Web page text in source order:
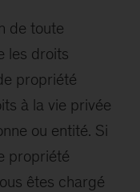
de toute
les droits
propriété
à la vie privée
ou entité. Si
propriété
êtes chargé